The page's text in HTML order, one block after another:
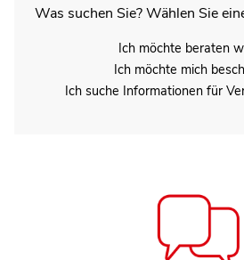
Was suchen Sie? Wählen Sie
Ich möchte beraten
Ich möchte mich
Ich suche Informationen für